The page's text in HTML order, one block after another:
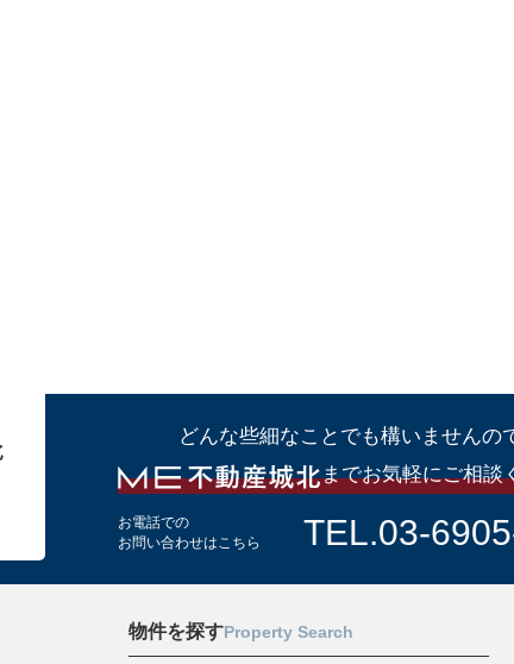
どんな些細なことでも構いませんの
までお気軽にご相談
お電話での
お問い合わせはこちら
TEL.03-
物件を探すProperty Search